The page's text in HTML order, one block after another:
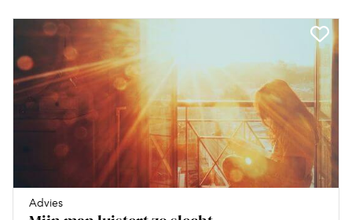
Advies